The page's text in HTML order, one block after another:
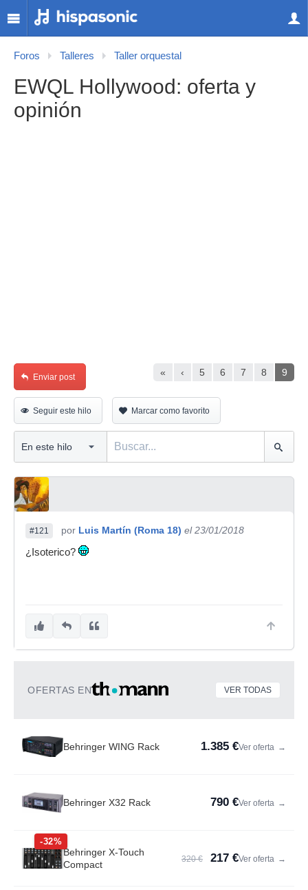
Foros Talleres Taller orquestal
EWQL Hollywood: oferta y
opinión
« ‹ 5 6 7 8 9
Enviar post
Seguir este hilo Marcar como favorito
#121 por Luis Martín (Roma 18) el 23/01/2018
¿Isoterico?
OFERTAS EN VER TODAS
Behringer WING Rack 1.385 €Ver oferta →
Behringer X32 Rack 790 €Ver oferta →
-32%
Behringer X-Touch
Compact
320 € 217 €Ver oferta →